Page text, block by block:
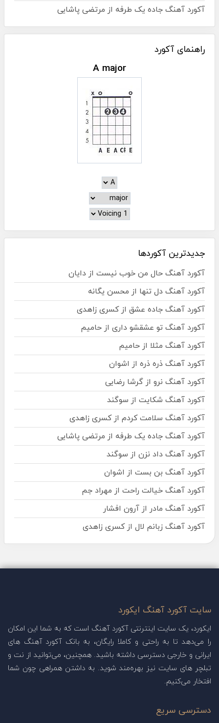
آکورد آهنگ جاده یک طرفه از مرتضی پاشایی
راهنمای آکورد
A major
جدیدترین آکوردها
آکورد آهنگ حال من خوب نیست از دایان
آکورد آهنگ دل تنها از محسن یگانه
آکورد آهنگ جاده عشق از کسری زاهدی
آکورد آهنگ تو عشقشو داری از حامیم
آکورد آهنگ مثلا از حامیم
آکورد آهنگ ذره ذره از اشوان
آکورد آهنگ نرو از گرشا رضایی
آکورد آهنگ شکایت از سوگند
آکورد آهنگ سلامت کردم از کسری زاهدی
آکورد آهنگ جاده یک طرفه از مرتضی پاشایی
آکورد آهنگ داد نزن از سوگند
آکورد آهنگ بن بست از اشوان
آکورد آهنگ خیالت راحت از مهراد جم
آکورد آهنگ مادر از آرون افشار
آکورد آهنگ زبانم لال از کسری زاهدی
سایت آکورد آهنگ ایکورد
ایکورد، یک سایت اینترنتی آکورد آهنگ است که به شما این امکان
را می‌دهد تا به راحتی و کاملا رایگان، به بانک آکورد آهنگ های
ایرانی و خارجی دسترسی داشته باشید. همچنین، می‌توانید از نت و
تبلچر های سایت نیز بهره‌مند شوید. به داشتن همراهی چون شما
افتخار می‌کنیم.
دسترسی سریع